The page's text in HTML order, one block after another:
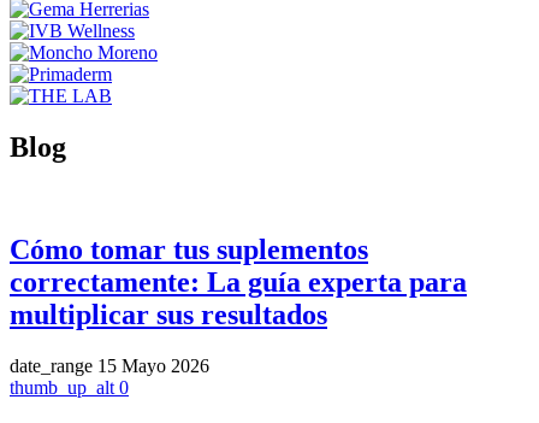
Blog
Cómo tomar tus suplementos
correctamente: La guía experta para
multiplicar sus resultados
date_range 15 Mayo 2026
thumb_up_alt 0